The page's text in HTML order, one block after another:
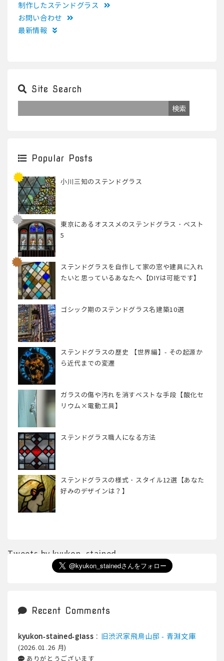
制作したステンドグラス
お問い合わせ
最新情報
Site Search
Popular Posts
小川三知のステンドグラス
東京にあるオススメのステンドグラス・ベスト
5
ステンドグラスを自作して家の窓や建具に入れ
たいと思っているあなたへ【DIYは可能です】
ゴシック期のステンドグラス名建築10選
ステンドグラスの歴史 【世界編】- その起源か
ら近代までの変遷
ガラスの傷や汚れを消すベストな手段【酸化セ
リウム×電動工具】
ステンドグラス職人になる方法
ステンドグラスの様式・スタイル12選【あなた
好みのデザインは？】
Tweets by kyukon_stained
Recent Comments
kyukon-stained-glass : 旧渋沢家飛鳥山邸 - 青淵文庫
(2026.01.26 月)
ありがとうございます